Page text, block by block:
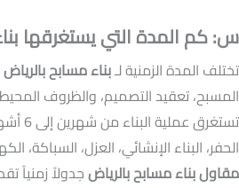
س: كم المدة التي يستغرقها
تختلف المدة الزمنية لـبناء مسابح بالرياض
المسبح، تعقيد التصميم، والظروف
الحفر، البناء الإنشائي، العزل، السباكة،
مقاول بناء مسابح بالرياضجدولاً زمنياً